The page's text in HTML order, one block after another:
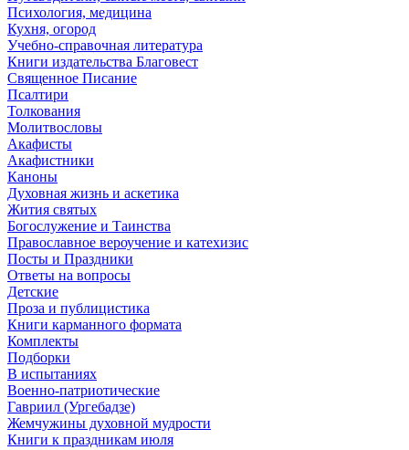
Психология, медицина
Кухня, огород
Учебно-справочная литература
Книги издательства Благовест
Священное Писание
Псалтири
Толкования
Молитвословы
Акафисты
Акафистники
Каноны
Духовная жизнь и аскетика
Жития святых
Богослужение и Таинства
Православное вероучение и катехизис
Посты и Праздники
Ответы на вопросы
Детские
Проза и публицистика
Книги карманного формата
Комплекты
Подборки
В испытаниях
Военно-патриотические
Гавриил (Ургебадзе)
Жемчужины духовной мудрости
Книги к праздникам июля